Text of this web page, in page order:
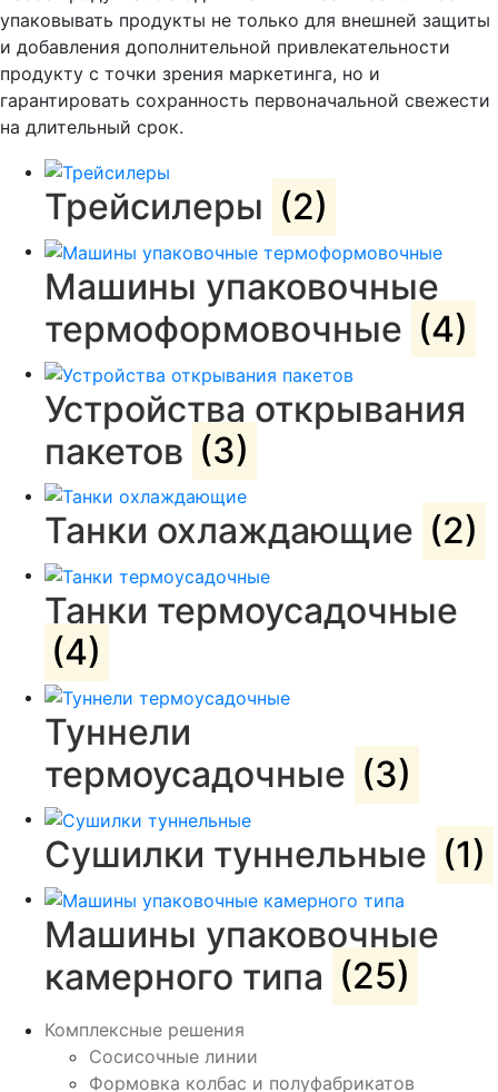
упаковывать продукты не только для внешней защиты
и добавления дополнительной привлекательности
продукту с точки зрения маркетинга, но и
гарантировать сохранность первоначальной свежести
на длительный срок.
Трейсилеры (2)
Машины упаковочные
термоформовочные (4)
Устройства открывания
пакетов (3)
Танки охлаждающие (2)
Танки термоусадочные
(4)
Туннели
термоусадочные (3)
Сушилки туннельные (1)
Машины упаковочные
камерного типа (25)
Комплексные решения
Сосисочные линии
Формовка колбас и полуфабрикатов